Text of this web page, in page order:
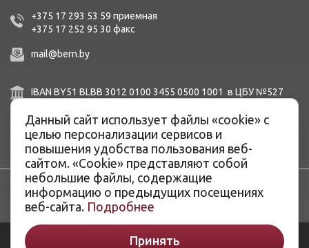
+375 17 293 53 59 приемная
+375 17 252 95 30 факc
mail@bern.by
IBAN BY51 BLBB 3012 0100 3455 0500 1001 в ЦБУ №527
8Н,
BIC BLBBBY2X
© ОАО «Белэнергоремналадка», 2026
Данный сайт использует файлы «cookie» с
целью персонализации сервисов и
повышения удобства пользования веб-
сайтом. «Cookie» представляют собой
небольшие файлы, содержащие
информацию о предыдущих посещениях
веб-сайта. Подробнее
Принять